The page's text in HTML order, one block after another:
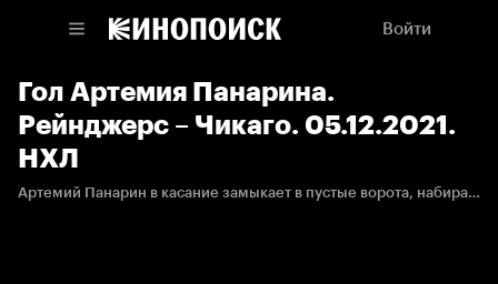
Войти
Гол Артемия Панарина.
Рейнджерс – Чикаго. 05.12.2021.
НХЛ
Артемий Панарин в касание замыкает в пустые ворота, набирая третье очко в матче